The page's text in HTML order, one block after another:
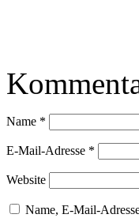
Name *
E-Mail-Adresse *
Website
Name, E-Mail-